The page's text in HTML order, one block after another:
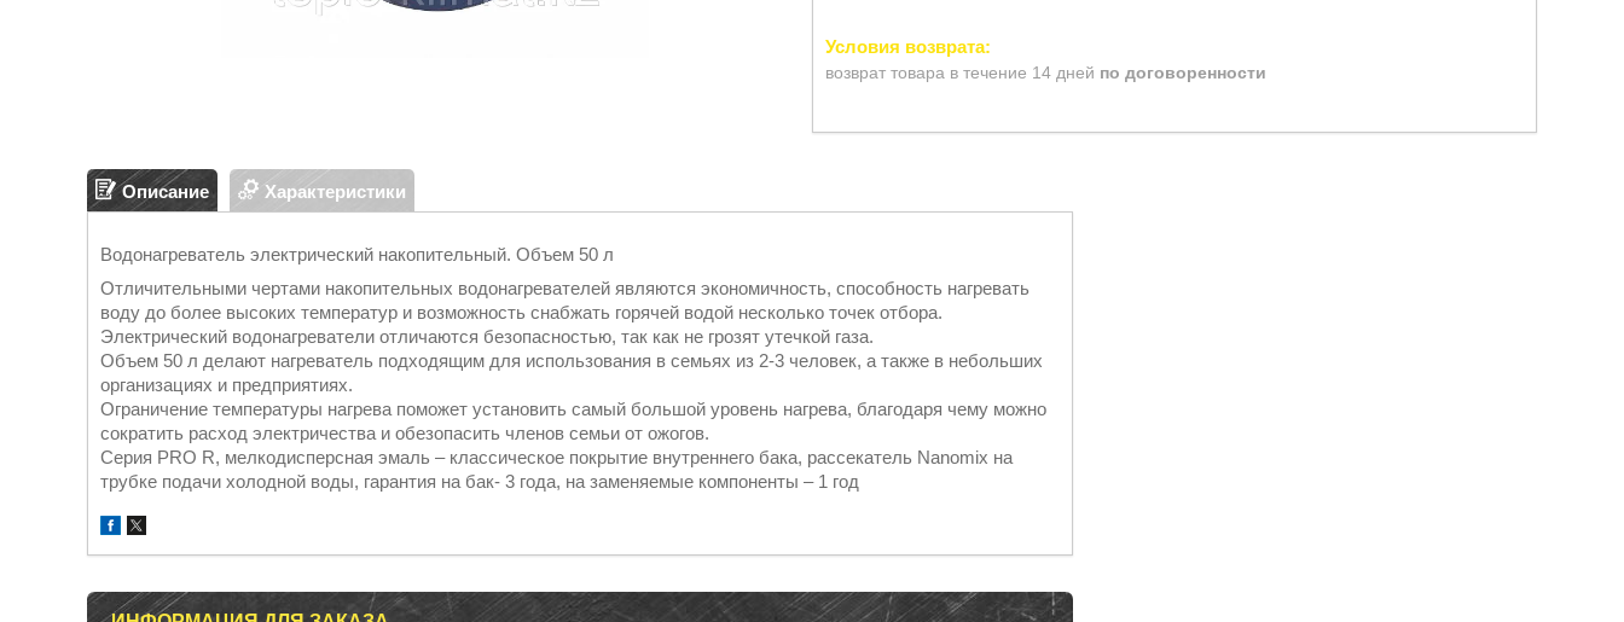
возврат товара в течение 14 дней по договоренности
Описание Характеристики
Водонагреватель электрический накопительный. Объем 50 л
Отличительными чертами накопительных водонагревателей являются экономичность, способность нагревать
воду до более высоких температур и возможность снабжать горячей водой несколько точек отбора.
Электрический водонагреватели отличаются безопасностью, так как не грозят утечкой газа.
Объем 50 л делают нагреватель подходящим для использования в семьях из 2-3 человек, а также в небольших
организациях и предприятиях.
Ограничение температуры нагрева поможет установить самый большой уровень нагрева, благодаря чему можно
сократить расход электричества и обезопасить членов семьи от ожогов.
Серия PRO R, мелкодисперсная эмаль – классическое покрытие внутреннего бака, рассекатель Nanomix на
трубке подачи холодной воды, гарантия на бак- 3 года, на заменяемые компоненты – 1 год